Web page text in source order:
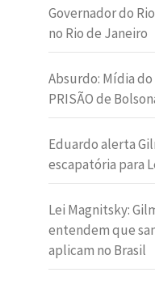
Governador do
no Rio de Janeiro
Absurdo: Mídia
PRISÃO de
Eduardo alerta
escapatória para
Lei Magnitsky:
entendem que
aplicam no Brasil